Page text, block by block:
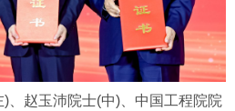
、赵玉沛院士(中)、中国工程院院